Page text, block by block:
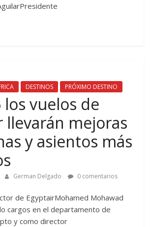
DESTINOS PRÓXIMO DESTINO
los vuelos de
llevarán mejoras
y asientos más
German Delgado 0 comentarios
de EgyptairMohamed Mohawad
cargos en el departamento de
y como director